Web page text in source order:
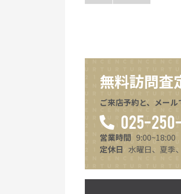
無料訪問査
ご来店予約と、メー
025-
営業時間 9:00~18:00
定休日 水曜日、夏季